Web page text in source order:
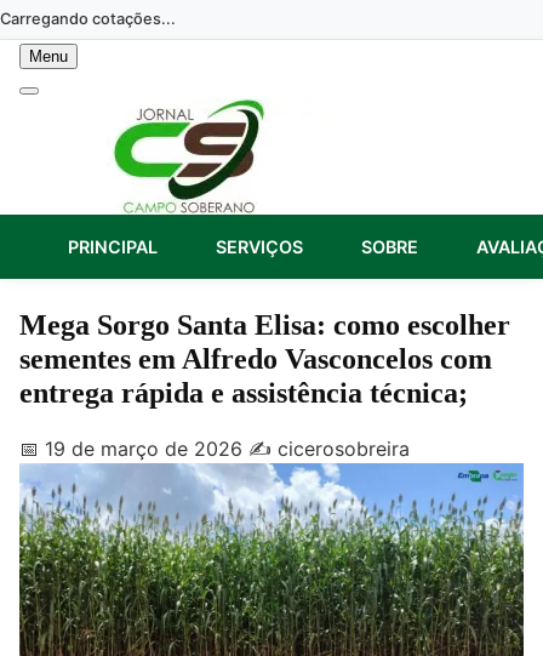
Skip
to
content
Carregando cotações...
Menu
PRINCIPAL SERVIÇOS SOBRE
Mega Sorgo Santa Elisa: como escolher
sementes em Alfredo Vasconcelos com
entrega rápida e assistência técnica;
📅 19 de março de 2026 ✍️ cicerosobreira